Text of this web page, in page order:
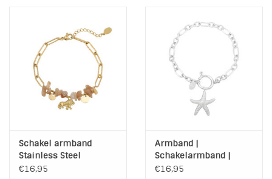
Schakel armband
Stainless Steel
€16,95
Armband |
Schakelarmband |
Starfish | Stainless
€16,95